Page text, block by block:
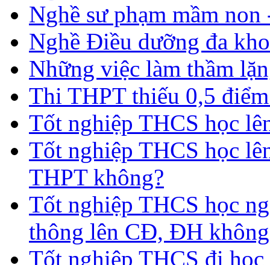
Nghề sư phạm mầm
Nghề Điều dưỡng đa
Những việc làm thầm
Thi THPT thiếu 0,5
Tốt nghiệp THCS học
Tốt nghiệp THCS học
THPT không?
Tốt nghiệp THCS học
thông lên CĐ, ĐH
Tốt nghiệp THCS đi học